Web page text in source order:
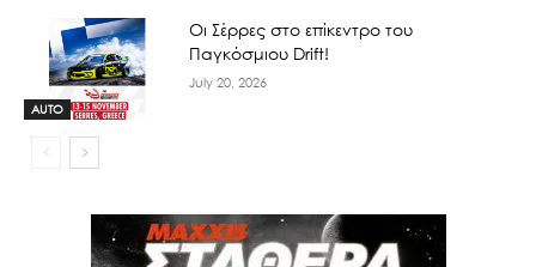
AUTO
Οι Σέρρες στο επίκεντρο του
Παγκόσμιου Drift!
July 20, 2026